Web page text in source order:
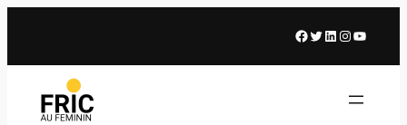
Facebook
X LinkedIn
Instagram